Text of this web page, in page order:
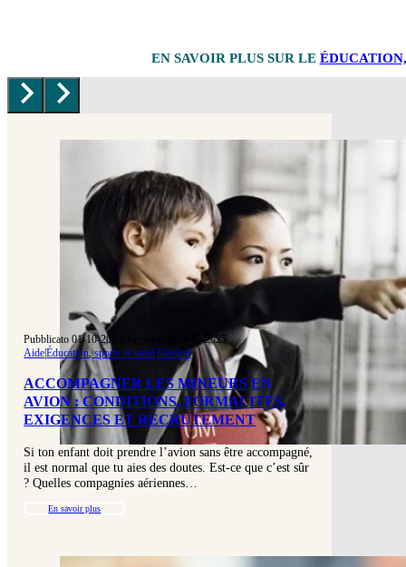
EN SAVOIR PLUS SUR LE
Pubblicato 01-10-2025
Aggiornato 01-10-2025
Aide|Éducation, sports et santé|Général
ACCOMPAGNER LES MINEURS EN
AVION : CONDITIONS, FORMALITÉS,
EXIGENCES ET RECRUTEMENT
Si ton enfant doit prendre l’avion sans être accompagné,
il est normal que tu aies des doutes. Est-ce que c’est sûr
? Quelles compagnies aériennes…
En savoir plus